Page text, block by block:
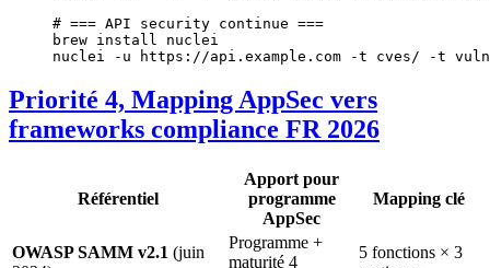
# === API security continue ===
brew install
nuclei
nuclei
-u https://api.example.com -t cves/ -t
Priorité 4, Mapping AppSec vers
frameworks compliance FR 2026
Référentiel
Apport pour
programme
AppSec
Mapping clé
OWASP SAMM v2.1 (juin
Programme +
maturité 4
5 fonctions × 3